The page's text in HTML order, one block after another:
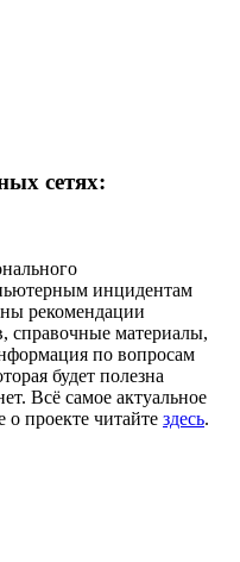
сетях:
инцидентам
рекомендации
справочные материалы,
по вопросам
будет полезна
Всё самое актуальное
о проекте читайте здесь.